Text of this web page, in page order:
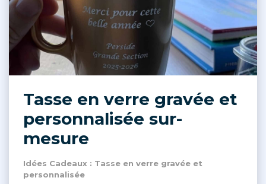
Tasse en verre gravée et
personnalisée sur-
mesure
Idées Cadeaux : Tasse en verre gravée et
personnalisée